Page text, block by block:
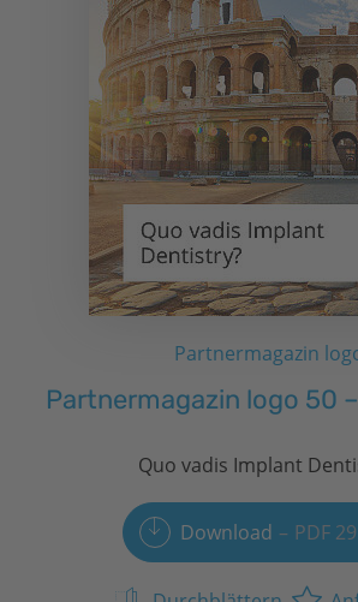
Partnermagazin
Partnermagazin logo 50
Quo vadis Implant
Download PDF